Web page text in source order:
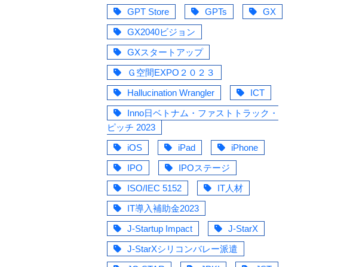
GPT Store GPTs
GX
GX2040ビジョン
GXスタートアップ
Ｇ空間EXPO２０２３
Hallucination Wrangler
ICT
Inno日ベトナム・ファストトラック・
ピッチ 2023
iOS
iPad
iPhone
IPO
IPOステージ
ISO/IEC 5152
IT人材
IT導入補助金2023
J-Startup Impact
J-StarX
J-StarXシリコンバレー派遣